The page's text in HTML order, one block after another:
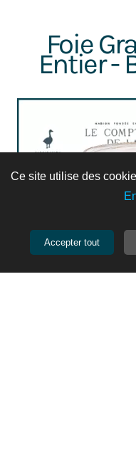
Foie
Entier -
Ce site utilise des
Accepter tout